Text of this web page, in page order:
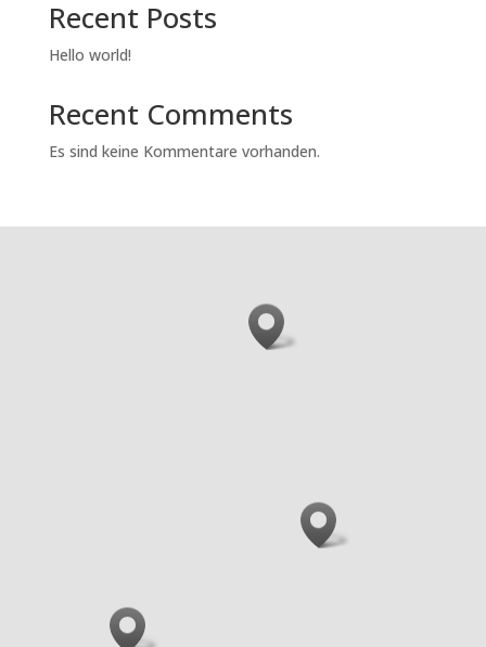
Recent Posts
Hello world!
Recent Comments
Es sind keine Kommentare vorhanden.